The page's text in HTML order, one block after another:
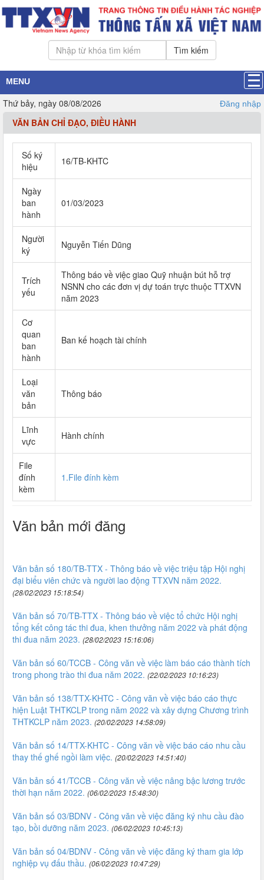
Tìm kiếm
MENU
Thứ bảy, ngày 08/08/2026 Đăng nhập
VĂN BẢN CHỈ ĐẠO, ĐIỀU HÀNH
Số ký
hiệu
16/TB-KHTC
Ngày
ban
hành
01/03/2023
Người
ký
Nguyễn Tiến Dũng
Trích
yếu
Thông báo về việc giao Quỹ nhuận bút hỗ trợ
NSNN cho các đơn vị dự toán trực thuộc TTXVN
năm 2023
Cơ
quan
ban
hành
Ban kế hoạch tài chính
Loại
văn
bản
Thông báo
Lĩnh
vực
Hành chính
File
đính
kèm
1.File đính kèm
Văn bản mới đăng
Văn bản số 180/TB-TTX - Thông báo về việc triệu tập Hội nghị
đại biểu viên chức và người lao động TTXVN năm 2022.
(28/02/2023 15:18:54)
Văn bản số 70/TB-TTX - Thông báo về việc tổ chức Hội nghị
tổng kết công tác thi đua, khen thưởng năm 2022 và phát động
thi đua năm 2023. (28/02/2023 15:16:06)
Văn bản số 60/TCCB - Công văn về việc làm báo cáo thành tích
trong phong trào thi đua năm 2022. (22/02/2023 10:16:23)
Văn bản số 138/TTX-KHTC - Công văn về việc báo cáo thực
hiện Luật THTKCLP trong năm 2022 và xây dựng Chương trình
THTKCLP năm 2023. (20/02/2023 14:58:09)
Văn bản số 14/TTX-KHTC - Công văn về việc báo cáo nhu cầu
thay thế ghế ngồi làm việc. (20/02/2023 14:51:40)
Văn bản số 41/TCCB - Công văn về việc nâng bậc lương trước
thời hạn năm 2022. (06/02/2023 15:48:30)
Văn bản số 03/BDNV - Công văn về việc đăng ký nhu cầu đào
tạo, bồi dưỡng năm 2023. (06/02/2023 10:45:13)
Văn bản số 04/BDNV - Công văn về việc đăng ký tham gia lớp
nghiệp vụ đấu thầu. (06/02/2023 10:47:29)